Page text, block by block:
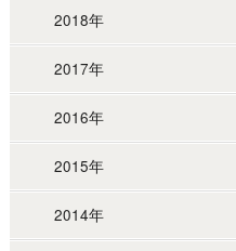
2018年
2017年
2016年
2015年
2014年